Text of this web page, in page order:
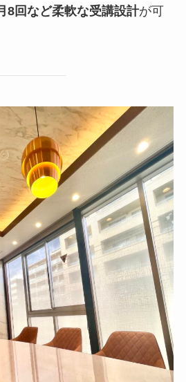
8回など柔軟な受講設計が可